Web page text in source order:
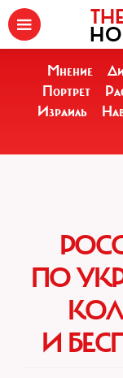
Мнение
Портрет
Израиль
ПО
И